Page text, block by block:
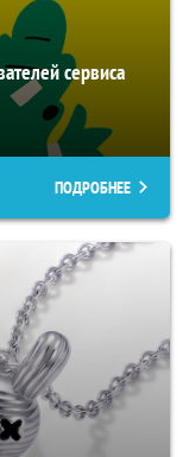
сервиса
ПОДРОБНЕЕ